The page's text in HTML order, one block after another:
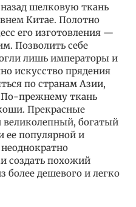
шелковую ткань
Китае. Полотно
его изготовления —
Позволить себе
лишь императоры и
искусство прядения
по странам Азии,
прежнему ткань
Прекрасные
великолепный, богатый
ее популярной и
создать похожий
более дешевого и легко